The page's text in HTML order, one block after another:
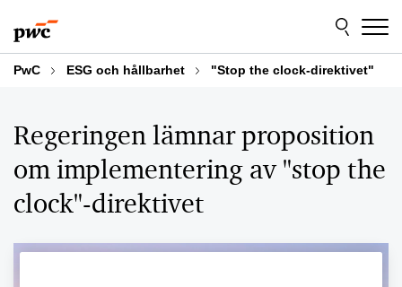
to
content
to
footer
PwC ESG och hållbarhet "Stop the clock-direktivet"
Regeringen lämnar proposition
om implementering av "stop the
clock"-direktivet